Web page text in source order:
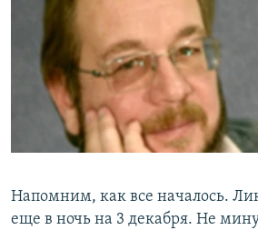
РАСПИСАНИЕ ВЕЩАНИЯ
ПОДПИШИТЕСЬ НА РАССЫЛКУ
СОЦИАЛЬНЫЕ СЕТИ
Все сайты РСЕ/РС
Напомним, как все началось.
еще в ночь на 3 декабря. Не